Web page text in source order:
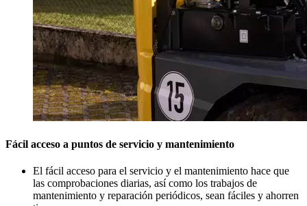
Fácil acceso a puntos de servicio y mantenimiento
El fácil acceso para el servicio y el mantenimiento hace que
las comprobaciones diarias, así como los trabajos de
mantenimiento y reparación periódicos, sean fáciles y ahorren